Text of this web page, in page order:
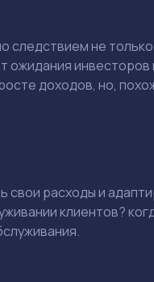
следствием не
инвесторов
доходов, но,
свои расходы и
клиентов?